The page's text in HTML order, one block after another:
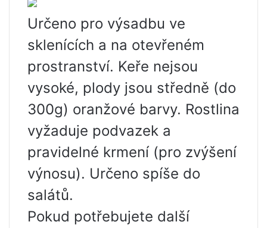
Určeno pro výsadbu ve
sklenících a na otevřeném
prostranství. Keře nejsou
vysoké, plody jsou středně (do
300g) oranžové barvy. Rostlina
vyžaduje podvazek a
pravidelné krmení (pro zvýšení
výnosu). Určeno spíše do
salátů.
Pokud potřebujete další